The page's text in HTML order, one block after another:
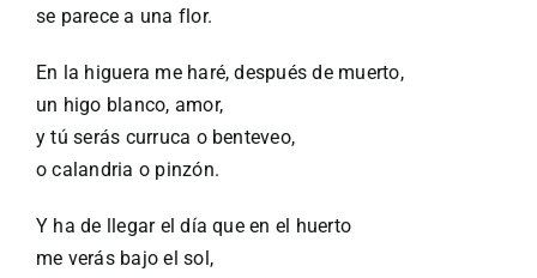
se parece a una flor.
En la higuera me haré, después de muerto,
un higo blanco, amor,
y tú serás curruca o benteveo,
o calandria o pinzón.
Y ha de llegar el día que en el huerto
me verás bajo el sol,